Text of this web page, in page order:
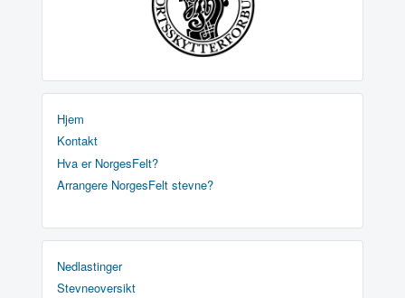
Hjem
Kontakt
Hva er NorgesFelt?
Arrangere NorgesFelt stevne?
Nedlastinger
Stevneoversikt